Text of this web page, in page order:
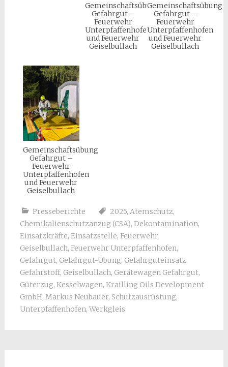
Gemeinschaftsübung
Gefahrgut –
Feuerwehr
Unterpfaffenhofen
und Feuerwehr
Geiselbullach
Gemeinschaftsübung
Gefahrgut –
Feuerwehr
Unterpfaffenhofen
und Feuerwehr
Geiselbullach
Gemeinschaftsübung
Gefahrgut –
Feuerwehr
Unterpfaffenhofen
und Feuerwehr
Geiselbullach
Presseberichte 2025, Atemschutz,
Chemikalienschutzanzug (CSA), Dekontamination,
Einsatzkräfte, Einsatzstelle, Feuerwehr
Geiselbullach, Feuerwehr Unterpfaffenhofen,
Gefahrgut, Gefahrgut-Übung, Gefahrguteinsatz,
Gefahrstoff, Geiselbullach, Gerätewagen Gefahrgut,
Güterzug, Kesselwagen, Krailling Oils Development
GmbH, Markus Neubauer, Schutzausrüstung,
Unterpfaffenhofen, Werkgleis